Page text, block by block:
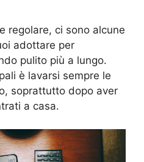
regolare, ci sono alcune
adottare per
pulito più a lungo.
è lavarsi sempre le
soprattutto dopo aver
a casa.